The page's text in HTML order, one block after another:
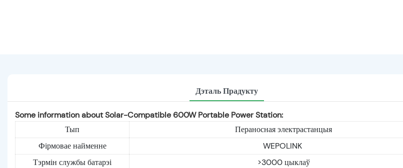
Дэталь Прадукту
Some information about Solar-Compatible 600W Portable Power Station:
Тып
Пераносная электрастанцыя
Фірмовае найменне
WEPOLINK
Тэрмін службы батарэі
>3000 цыклаў